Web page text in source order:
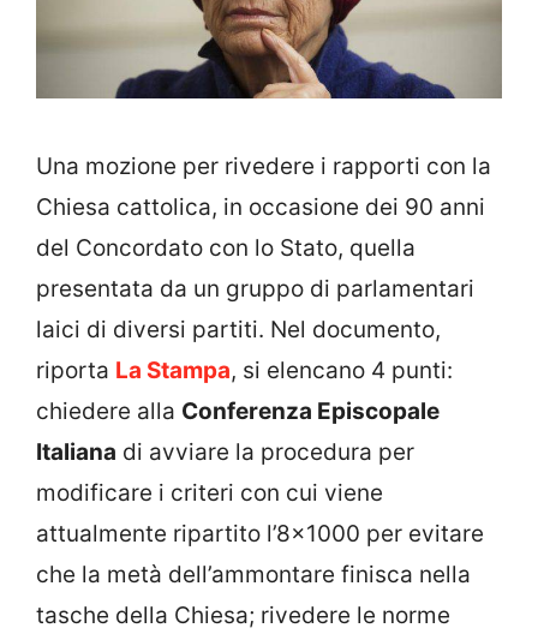
Una mozione per rivedere i rapporti con la
Chiesa cattolica, in occasione dei 90 anni
del Concordato con lo Stato, quella
presentata da un gruppo di parlamentari
laici di diversi partiti. Nel documento,
riporta La Stampa, si elencano 4 punti:
chiedere alla Conferenza Episcopale
Italiana di avviare la procedura per
modificare i criteri con cui viene
attualmente ripartito l’8×1000 per evitare
che la metà dell’ammontare finisca nella
tasche della Chiesa; rivedere le norme